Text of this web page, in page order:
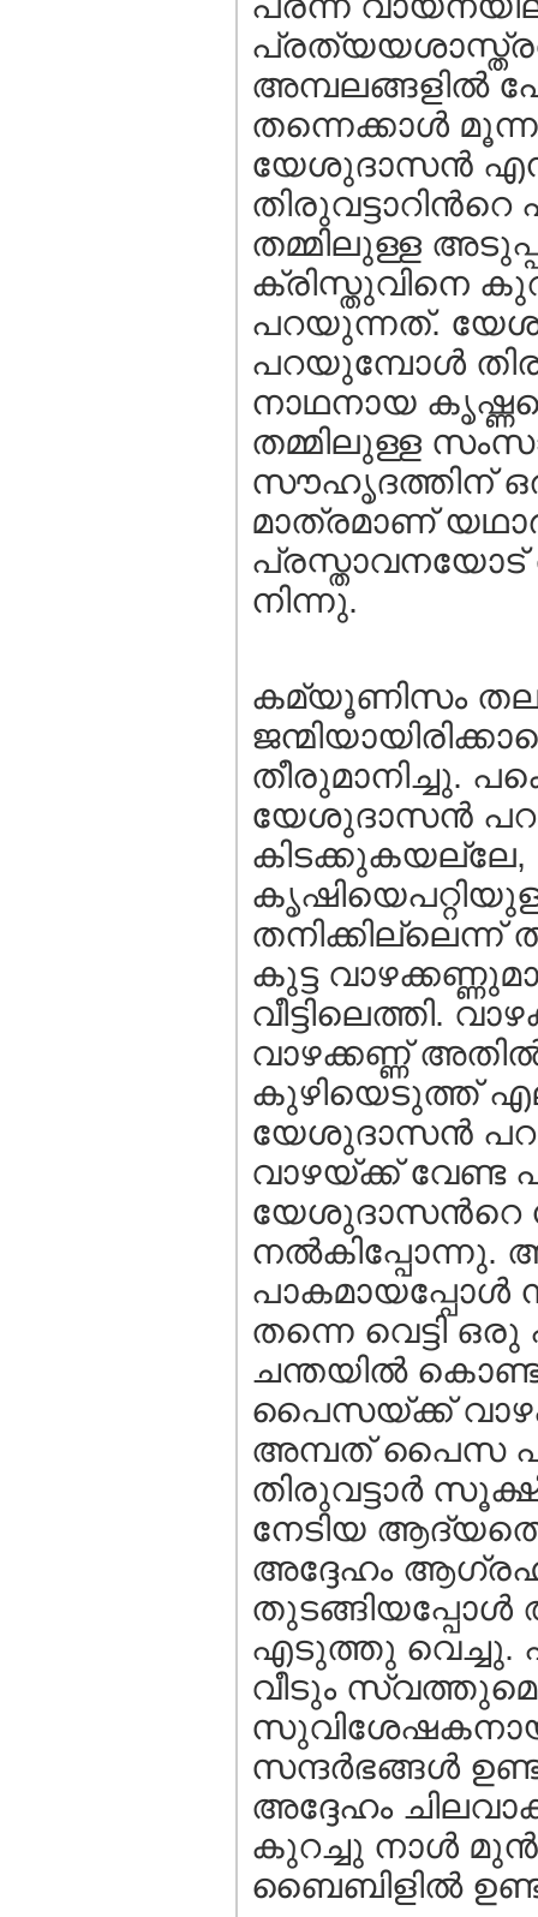
അമ്പലങ്ങളില്‍
തന്നെക്കാള്‍
യേശുദാസന്‍
തമ്മിലുള്ള
ക്രിസ്തുവിനെ
പറയുന്നത്.
പറയുമ്പോള്‍
നാഥനായ
തമ്മിലുള്ള
സൗഹൃദത്തിന് ഒരു
മാത്രമാണ്
പ്രസ്താവനയോട്
നിന്നു.
കമ്യൂണിസം
തീരുമാനിച്ചു.
യേശുദാസന്‍
തനിക്കില്ലെന്ന്
കുട്ട
വീട്ടിലെത്തി.
വാഴക്കണ്ണ്‍
കുഴിയെടുത്ത്
യേശുദാസന്‍
വാഴയ്ക്ക് വേണ്ട
യേശുദാസന്‍റെ
നല്‍കിപ്പോന്നു.
പാകമായപ്പോള്‍
തന്നെ വെട്ടി
ചന്തയില്‍
പൈസയ്ക്ക്
അമ്പത് പൈസ
തിരുവട്ടാര്‍
നേടിയ
അദ്ദേഹം
എടുത്തു വെച്ചു.
വീടും
സന്ദര്‍ഭങ്ങള്‍
അദ്ദേഹം
കുറച്ചു നാള്‍
ബൈബിളില്‍